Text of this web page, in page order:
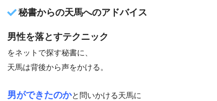
秘書からの天馬へのアドバイス
男性を落とすテクニック
をネットで探す秘書に、
天馬は背後から声をかける。
男ができたのかと問いかける天馬に